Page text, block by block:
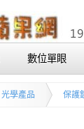
數位單眼
光學產品 保護